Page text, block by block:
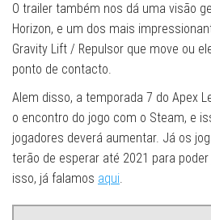
O trailer também nos dá uma visão
Horizon, e um dos mais
Gravity Lift / Repulsor que move ou
ponto de contacto.
Alem disso, a temporada 7 do Apex
o encontro do jogo com o Steam, e
jogadores deverá aumentar. Já os
terão de esperar até 2021 para
isso, já falamos aqui.